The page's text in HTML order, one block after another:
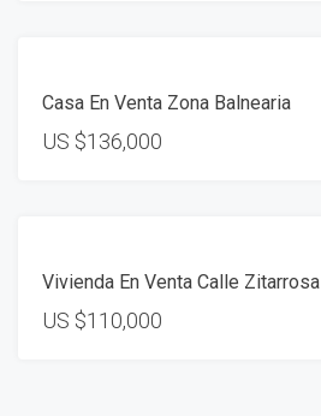
Casa En Venta Zona Balnearia
US $136,000
RESERVADO
Vivienda En Venta Calle Zitarrosa
US $110,000